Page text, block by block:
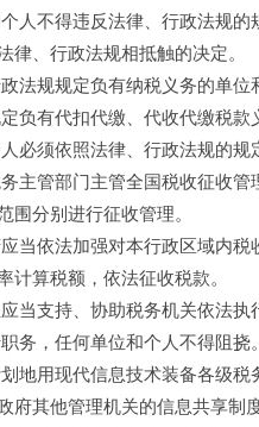
不得违反法律、行政法规的
律、行政法规相抵触的决定。
规定负有纳税义务的单位和
有代扣代缴、代收代缴税款
须依照法律、行政法规的规
部门主管全国税收征收管
围分别进行征收管理。
依法加强对本行政区域内税
计算税额，依法征收税款。
支持、协助税务机关依法执
，任何单位和个人不得阻挠。
现代信息技术装备各级税务
府其他管理机关的信息共享制度